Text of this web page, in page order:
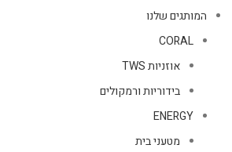
המותגים שלנו
CORAL
אוזניות TWS
בידוריות ורמקולים
ENERGY
מטעני בית